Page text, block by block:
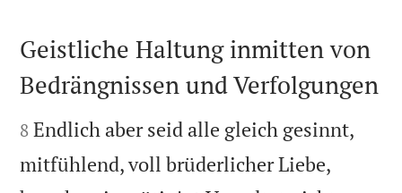

Geistliche Haltung inmitten von
Bedrängnissen und Verfolgungen

8 Endlich aber seid alle gleich gesinnt,
mitfühlend, voll brüderlicher Liebe,